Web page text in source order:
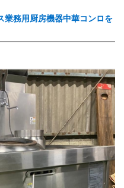
業務用厨房機器中華コンロを